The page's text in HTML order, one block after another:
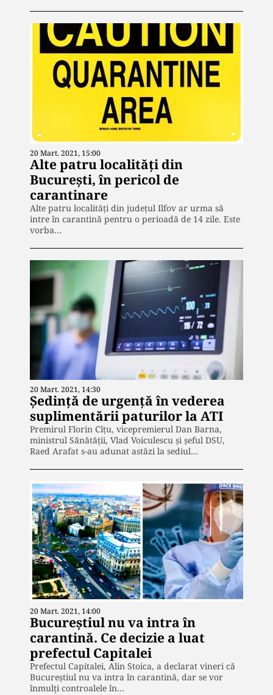
20 Mart. 2021, 15:00
Alte patru localități din
București, în pericol de
carantinare
Alte patru localităţi din judeţul Ilfov ar urma să
intre în carantină pentru o perioadă de 14 zile. Este
vorba…
20 Mart. 2021, 14:30
Ședință de urgență în vederea
suplimentării paturilor la ATI
Premirul Florin Cîțu, vicepremierul Dan Barna,
ministrul Sănătății, Vlad Voiculescu și șeful DSU,
Raed Arafat s-au adunat astăzi la sediul…
20 Mart. 2021, 14:00
Bucureştiul nu va intra în
carantină. Ce decizie a luat
prefectul Capitalei
Prefectul Capitalei, Alin Stoica, a declarat vineri că
Bucureştiul nu va intra în carantină, dar se vor
înmulţi controalele în…